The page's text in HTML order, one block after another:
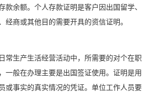
款余额。个人存款证明是客户因出国留学、
经商或其他目的需要开具的资信证明。
常生产生活经营活动中，所需要的对个在职
一般在办理主要是出国签证使用。证明是用
或事实的真实情况的凭证。单位工作人员要